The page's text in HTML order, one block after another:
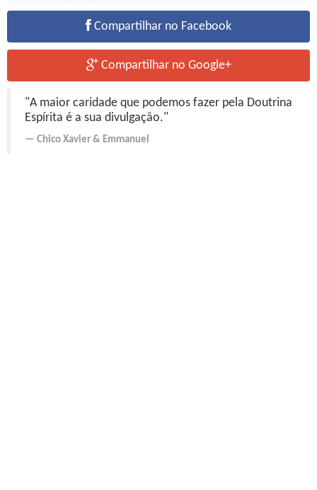
Compartilhar no Facebook
Compartilhar no Google+
"A maior caridade que podemos fazer pela Doutrina
Espírita é a sua divulgação."
Chico Xavier & Emmanuel